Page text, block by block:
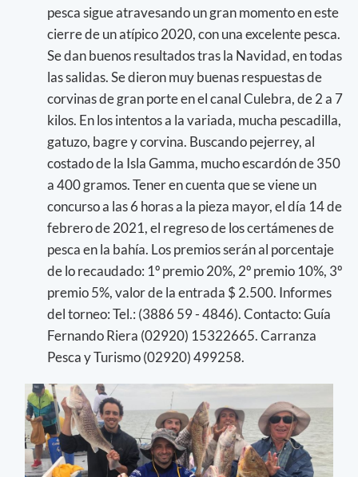
pesca sigue atravesando un gran momento en este
cierre de un atípico 2020, con una excelente pesca.
Se dan buenos resultados tras la Navidad, en todas
las salidas. Se dieron muy buenas respuestas de
corvinas de gran porte en el canal Culebra, de 2 a 7
kilos. En los intentos a la variada, mucha pescadilla,
gatuzo, bagre y corvina. Buscando pejerrey, al
costado de la Isla Gamma, mucho escardón de 350
a 400 gramos. Tener en cuenta que se viene un
concurso a las 6 horas a la pieza mayor, el día 14 de
febrero de 2021, el regreso de los certámenes de
pesca en la bahía. Los premios serán al porcentaje
de lo recaudado: 1º premio 20%, 2º premio 10%, 3º
premio 5%, valor de la entrada $ 2.500. Informes
del torneo: Tel.: (3886 59 - 4846). Contacto: Guía
Fernando Riera (02920) 15322665. Carranza
Pesca y Turismo (02920) 499258.